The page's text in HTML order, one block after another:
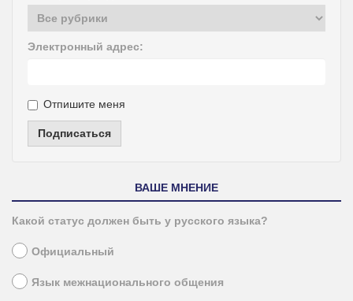
Электронный адрес:
Отпишите меня
Подписаться
ВАШЕ МНЕНИЕ
Какой статус должен быть у русского языка?
Официальный
Язык межнационального общения